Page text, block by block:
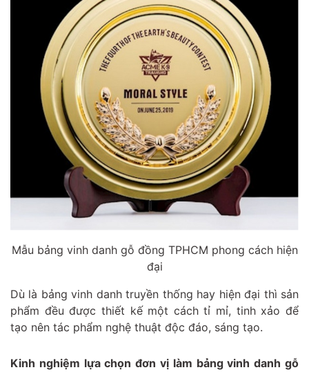
Mẫu bảng vinh danh gỗ đồng TPHCM phong cách hiện
đại
Dù là bảng vinh danh truyền thống hay hiện đại thì sản
phẩm đều được thiết kế một cách tỉ mỉ, tinh xảo để
tạo nên tác phẩm nghệ thuật độc đáo, sáng tạo.
Kinh nghiệm lựa chọn đơn vị làm bảng vinh danh gỗ